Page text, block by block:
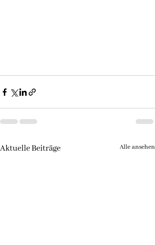
Aktuelle Beiträge Alle ansehen